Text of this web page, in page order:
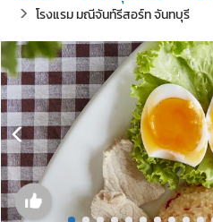
l
e
n
a
v
i
g
a
t
i
o
n
โรงแรม มณีจันท์รีสอร์ท จันทบุรี